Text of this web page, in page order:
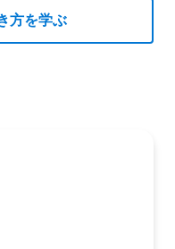
方を学ぶ